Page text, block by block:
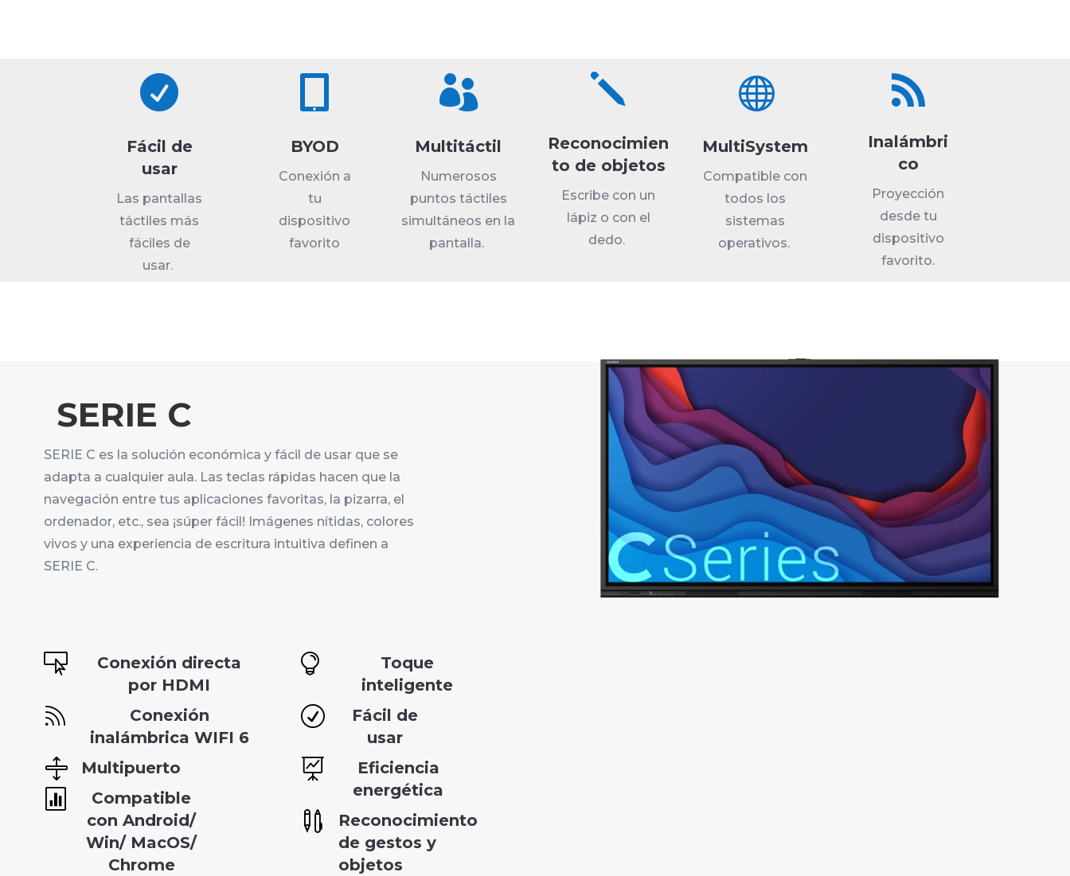

Fácil de
usar
Las pantallas
táctiles más
fáciles de
usar.
BYOD
Conexión a
tu
dispositivo
favorito

Multitáctil
Numerosos
puntos táctiles
simultáneos en la
pantalla.
j
Reconocimien
to de objetos
Escribe con un
lápiz o con el
dedo.

MultiSystem
Compatible con
todos los
sistemas
operativos.

Inalámbri
co
Proyección
desde tu
dispositivo
favorito.
SERIE C
SERIE C es la solución económica y fácil de usar que se
adapta a cualquier aula. Las teclas rápidas hacen que la
navegación entre tus aplicaciones favoritas, la pizarra, el
ordenador, etc., sea ¡súper fácil! Imágenes nítidas, colores
vivos y una experiencia de escritura intuitiva definen a
SERIE C.

Conexión directa
por HDMI

Conexión
inalámbrica WIFI 6
 Multipuerto

Compatible
con Android/
Win/ MacOS/
Chrome

Toque
inteligente
R
Fácil de
usar

Eficiencia
energética

Reconocimiento
de gestos y
objetos